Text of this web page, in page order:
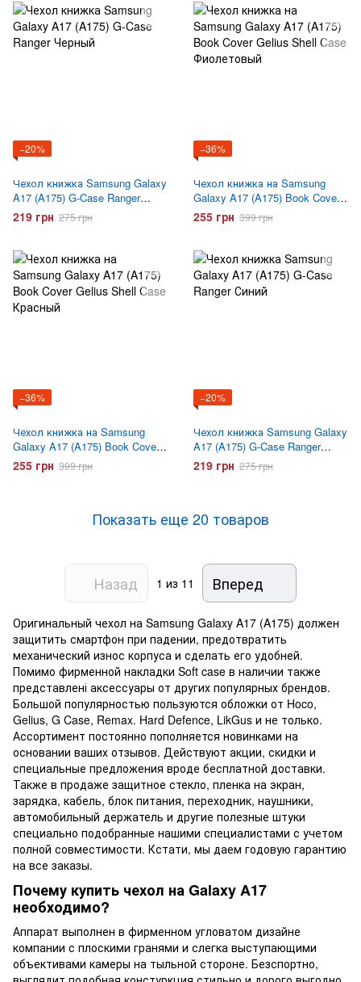
−20%
Чехол книжка Samsung Galaxy
A17 (A175) G-Case Ranger
Черный
219 грн 275 грн
−36%
Чехол книжка на Samsung
Galaxy A17 (A175) Book Cover
Gelius Shell Case Фиолетовый
255 грн 399 грн
−36%
Чехол книжка на Samsung
Galaxy A17 (A175) Book Cover
Gelius Shell Case Красный
255 грн 399 грн
−20%
Чехол книжка Samsung Galaxy
A17 (A175) G-Case Ranger
Синий
219 грн 275 грн
Показать еще 20 товаров
Назад 1 из 11 Вперед
Оригинальный чехол на Samsung Galaxy A17 (A175) должен
защитить смартфон при падении, предотвратить
механический износ корпуса и сделать его удобней.
Помимо фирменной накладки Soft case в наличии также
представлені аксессуары от других популярных брендов.
Большой популярностью пользуются обложки от Hoco,
Gelius, G Case, Remax. Hard Defence, LikGus и не только.
Ассортимент постоянно пополняется новинками на
основании ваших отзывов. Действуют акции, скидки и
специальные предложения вроде бесплатной доставки.
Также в продаже защитное стекло, пленка на экран,
зарядка, кабель, блок питания, переходник, наушники,
автомобильный держатель и другие полезные штуки
специально подобранные нашими специалистами с учетом
полной совместимости. Кстати, мы даем годовую гарантию
на все заказы.
Почему купить чехол на Galaxy A17
необходимо?
Аппарат выполнен в фирменном угловатом дизайне
компании с плоскими гранями и слегка выступающими
объективами камеры на тыльной стороне. Безспортно,